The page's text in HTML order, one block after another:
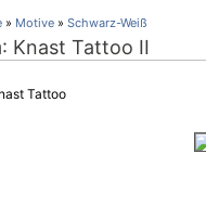
» Motive » Schwarz-Weiß
: Knast Tattoo II
Tattoo